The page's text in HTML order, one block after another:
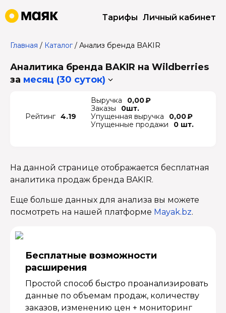
Тарифы Личный кабинет
Главная / Каталог/ Анализ бренда BAKIR
Аналитика бренда BAKIR на Wildberries
за месяц (30 суток)
Рейтинг 4.19
Выручка
0,00 ₽
Заказы
0шт.
Упущенная выручка
0,00 ₽
Упущенные продажи
0 шт.
На данной странице отображается бесплатная
аналитика продаж бренда BAKIR.
Еще больше данных для анализа вы можете
посмотреть на нашей платформе Mayak.bz.
Бесплатные возмож­ности
расширения
Простой способ быстро проанализировать
данные по объемам продаж, количеству
заказов, изменению цен + мониторинг